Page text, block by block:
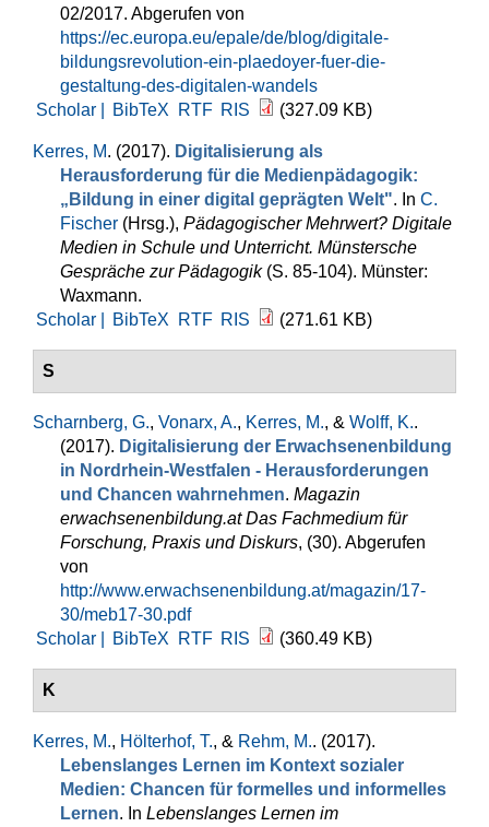
02/2017. Abgerufen von
https://ec.europa.eu/epale/de/blog/digitale-
bildungsrevolution-ein-plaedoyer-fuer-die-
gestaltung-des-digitalen-wandels
Scholar |
BibTeX RTF RIS (327.09 KB)
Kerres, M. (2017). Digitalisierung als
Herausforderung für die Medienpädagogik:
„Bildung in einer digital geprägten Welt". In C.
Fischer (Hrsg.), Pädagogischer Mehrwert? Digitale
Medien in Schule und Unterricht. Münstersche
Gespräche zur Pädagogik(S. 85-104). Münster:
Waxmann.
Scholar |
BibTeX RTF RIS (271.61 KB)
S
Scharnberg, G., Vonarx, A., Kerres, M., & Wolff, K..
(2017). Digitalisierung der Erwachsenenbildung
in Nordrhein-Westfalen - Herausforderungen
und Chancen wahrnehmen. Magazin
erwachsenenbildung.at Das Fachmedium für
Forschung, Praxis und Diskurs, (30). Abgerufen
von
http://www.erwachsenenbildung.at/magazin/17-
30/meb17-30.pdf
Scholar |
BibTeX RTF RIS (360.49 KB)
K
Kerres, M., Hölterhof, T., & Rehm, M.. (2017).
Lebenslanges Lernen im Kontext sozialer
Medien: Chancen für formelles und informelles
Lernen. In Lebenslanges Lernen im